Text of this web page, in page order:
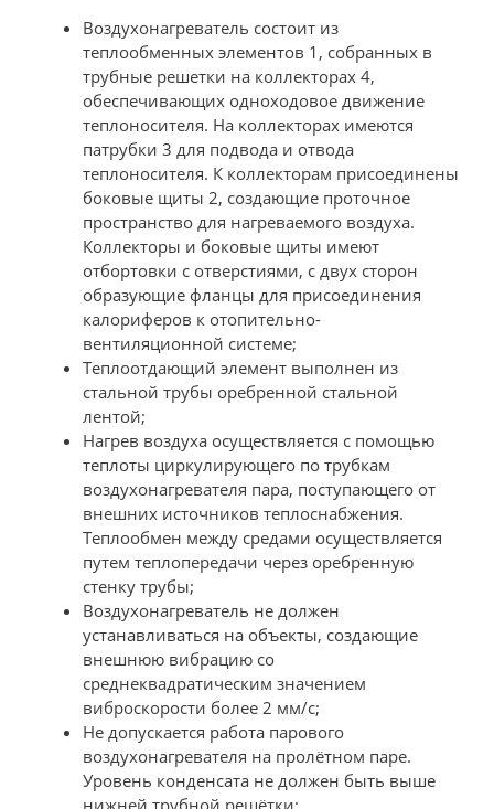
Воздухонагреватель состоит из
теплообменных элементов 1, собранных в
трубные решетки на коллекторах 4,
обеспечивающих одноходовое движение
теплоносителя. На коллекторах имеются
патрубки 3 для подвода и отвода
теплоносителя. К коллекторам присоединены
боковые щиты 2, создающие проточное
пространство для нагреваемого воздуха.
Коллекторы и боковые щиты имеют
отбортовки с отверстиями, с двух сторон
образующие фланцы для присоединения
калориферов к отопительно-
вентиляционной системе;
Теплоотдающий элемент выполнен из
стальной трубы оребренной стальной
лентой;
Нагрев воздуха осуществляется с помощью
теплоты циркулирующего по трубкам
воздухонагревателя пара, поступающего от
внешних источников теплоснабжения.
Теплообмен между средами осуществляется
путем теплопередачи через оребренную
стенку трубы;
Воздухонагреватель не должен
устанавливаться на объекты, создающие
внешнюю вибрацию со
среднеквадратическим значением
виброскорости более 2 мм/с;
Не допускается работа парового
воздухонагревателя на пролётном паре.
Уровень конденсата не должен быть выше